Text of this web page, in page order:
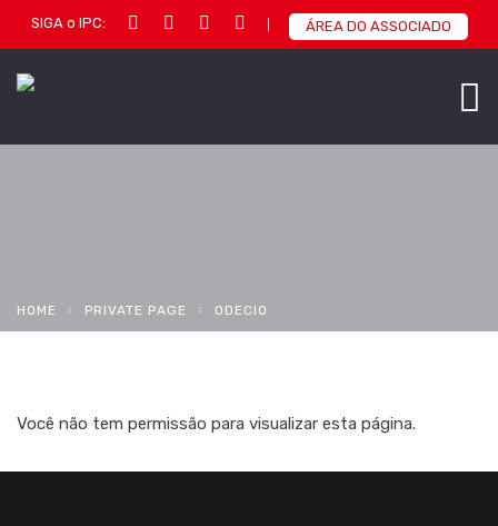
SIGA o IPC: ÁREA DO ASSOCIADO
HOME PRIVATE PAGE ODECIO
Você não tem permissão para visualizar esta página.